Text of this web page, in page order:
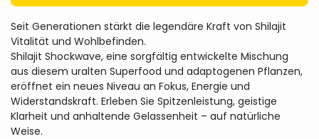
Seit Generationen stärkt die legendäre Kraft von Shilajit
Vitalität und Wohlbefinden.
Shilajit Shockwave, eine sorgfältig entwickelte Mischung
aus diesem uralten Superfood und adaptogenen Pflanzen,
eröffnet ein neues Niveau an Fokus, Energie und
Widerstandskraft. Erleben Sie Spitzenleistung, geistige
Klarheit und anhaltende Gelassenheit – auf natürliche
Weise.